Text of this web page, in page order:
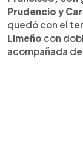
Prudencio y
quedó con el
Limeño con
acompañada de